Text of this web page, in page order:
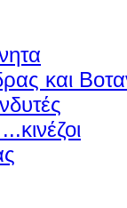
και